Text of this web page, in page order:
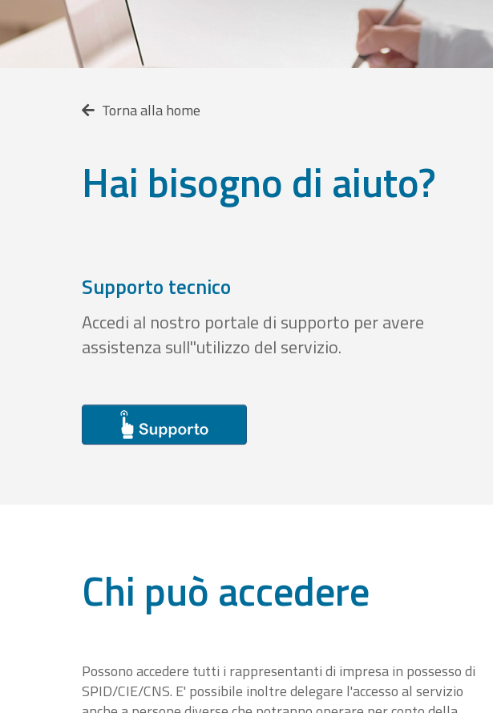
Torna alla home
Hai bisogno di aiuto?
Supporto tecnico
Accedi al nostro portale di supporto per avere
assistenza sull''utilizzo del servizio.
Chi può accedere
Possono accedere tutti i rappresentanti di impresa in possesso di
SPID/CIE/CNS. E' possibile inoltre delegare l'accesso al servizio